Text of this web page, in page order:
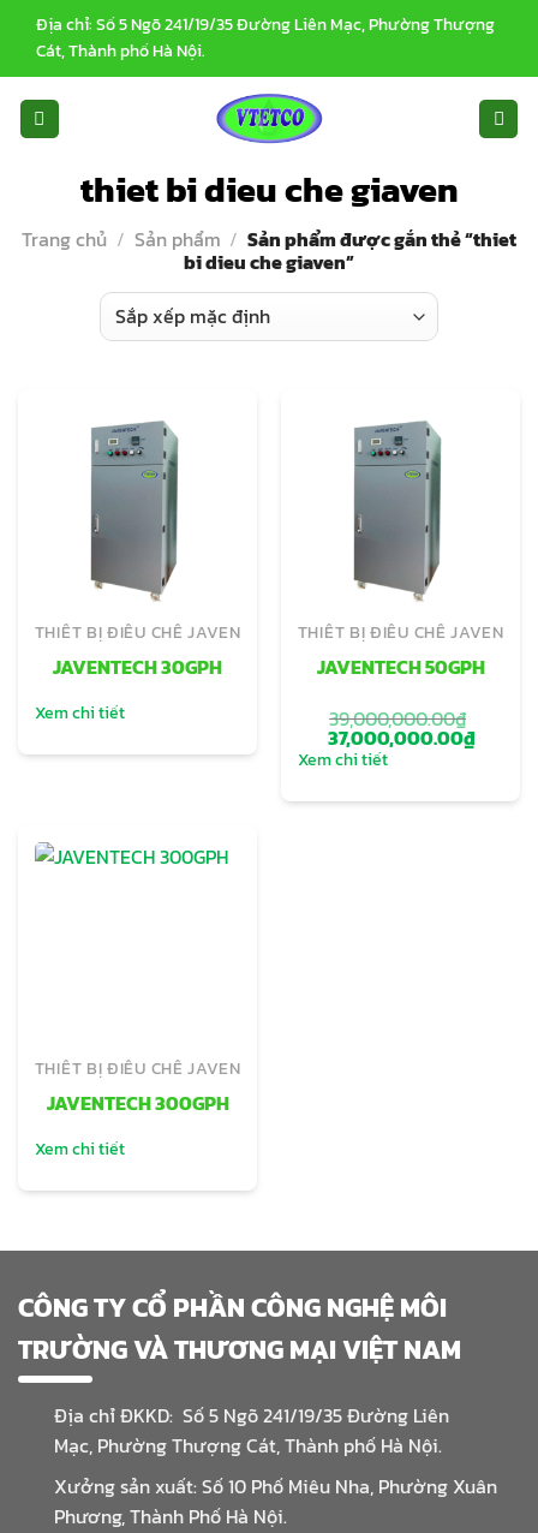
nội
dung
Địa chỉ: Số 5 Ngõ 241/19/35 Đường Liên Mạc, Phường Thượng
Cát, Thành phố Hà Nội.
thiet bi dieu che giaven
Trang chủ / Sản phẩm / Sản phẩm được gắn thẻ “thiet
bi dieu che giaven”
THIẾT BỊ ĐIỀU CHẾ JAVEN
JAVENTECH 30GPH
Xem chi tiết
THIẾT BỊ ĐIỀU CHẾ JAVEN
JAVENTECH 50GPH
39,000,000.00₫
Giá
gốc
là:
39,000,000.00₫.
37,000,000.00₫Giá
hiện
là:
Xem chi tiết
THIẾT BỊ ĐIỀU CHẾ JAVEN
JAVENTECH 300GPH
Xem chi tiết
CÔNG TY CỔ PHẦN CÔNG NGHỆ MÔI
TRƯỜNG VÀ THƯƠNG MẠI VIỆT NAM
Địa chỉ ĐKKD: Số 5 Ngõ 241/19/35 Đường Liên
Mạc, Phường Thượng Cát, Thành phố Hà Nội.
Xưởng sản xuất: Số 10 Phố Miêu Nha, Phường Xuân
Phương, Thành Phố Hà Nội.